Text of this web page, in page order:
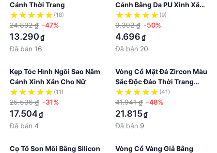
Cánh Thời Trang
(18)
24.892 ₫ -47%
13.290₫
Đã bán 16
Cánh Bằng Da PU Xinh Xắn
Cho Nữ
(9)
9.392 ₫ -50%
4.696₫
Đã bán 20
Kẹp Tóc Hình Ngôi Sao Năm
Cánh Xinh Xắn Cho Nữ
(11)
25.536 ₫ -31%
17.504₫
Đã bán 4
Vòng Cổ Mặt Đá Zircon Màu
Sắc Độc Đáo Thời Trang
Cho Nữ
(41)
41.941 ₫ -48%
21.815₫
Đã bán 9
Cọ Tô Son Môi Bằng Silicon
Vòng Cổ Vàng Giả Bằng